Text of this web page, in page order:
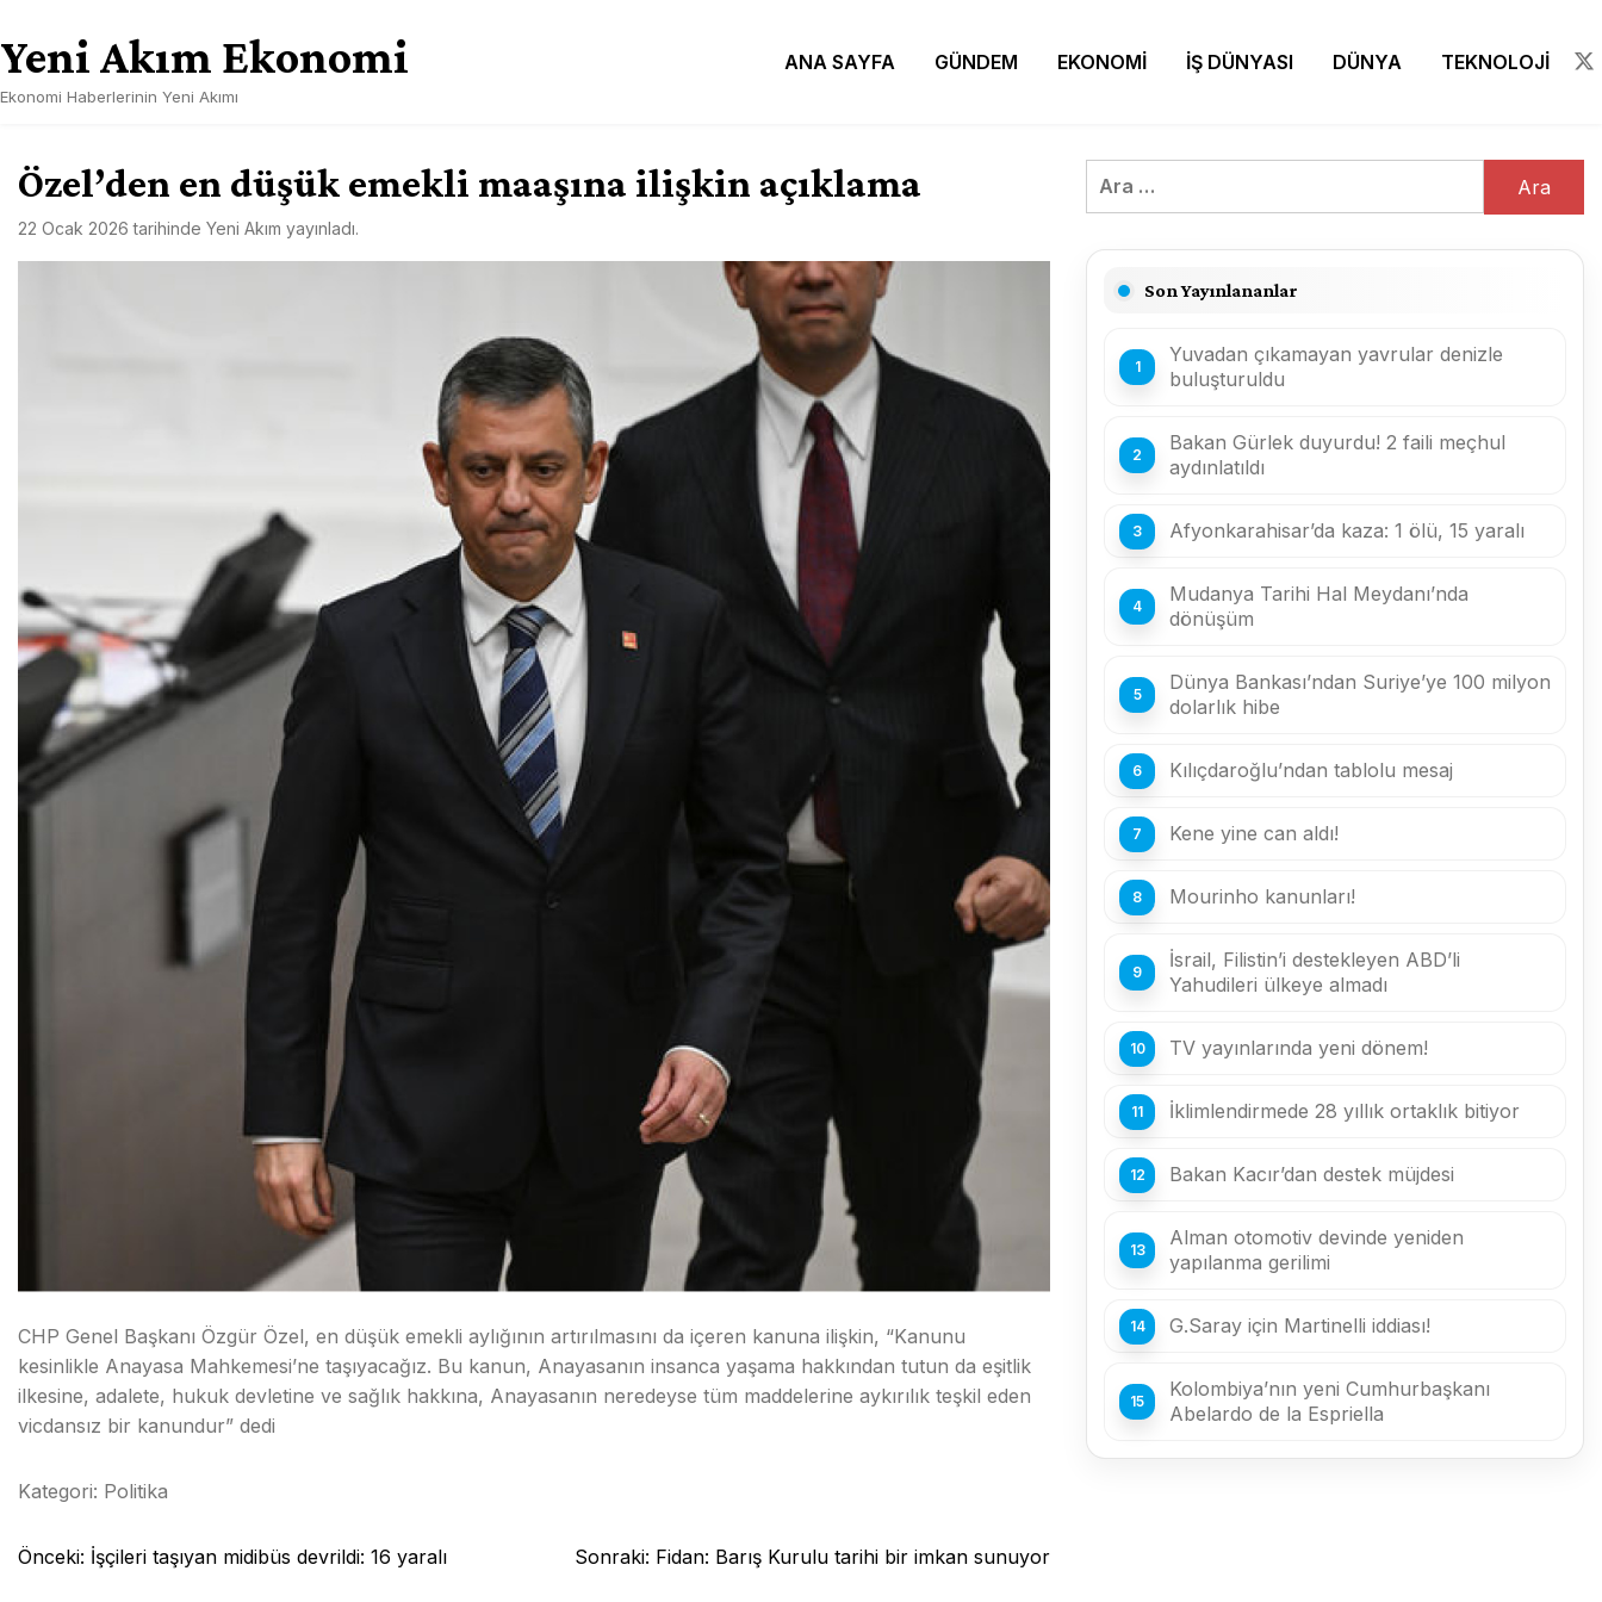
to
content
Yeni Akım Ekonomi
Ekonomi Haberlerinin Yeni Akımı
ANA SAYFA GÜNDEM EKONOMİ İŞ DÜNYASI DÜNYA TEKNOLOJİ
Özel’den en düşük emekli maaşına ilişkin açıklama
22 Ocak 2026 tarihinde Yeni Akım yayınladı.
CHP Genel Başkanı Özgür Özel, en düşük emekli aylığının artırılmasını da içeren kanuna ilişkin, “Kanunu
kesinlikle Anayasa Mahkemesi’ne taşıyacağız. Bu kanun, Anayasanın insanca yaşama hakkından tutun da eşitlik
ilkesine, adalete, hukuk devletine ve sağlık hakkına, Anayasanın neredeyse tüm maddelerine aykırılık teşkil eden
vicdansız bir kanundur” dedi
Kategori: Politika
Yazı
Önceki: İşçileri taşıyan midibüs devrildi: 16 yaralı Sonraki: Fidan: Barış Kurulu tarihi bir imkan sunuyor
Arama:
Son Yayınlananlar
Yuvadan çıkamayan yavrular denizle
buluşturuldu
Bakan Gürlek duyurdu! 2 faili meçhul
aydınlatıldı
Afyonkarahisar’da kaza: 1 ölü, 15 yaralı
Mudanya Tarihi Hal Meydanı’nda
dönüşüm
Dünya Bankası’ndan Suriye’ye 100 milyon
dolarlık hibe
Kılıçdaroğlu’ndan tablolu mesaj
Kene yine can aldı!
Mourinho kanunları!
İsrail, Filistin’i destekleyen ABD’li
Yahudileri ülkeye almadı
TV yayınlarında yeni dönem!
İklimlendirmede 28 yıllık ortaklık bitiyor
Bakan Kacır’dan destek müjdesi
Alman otomotiv devinde yeniden
yapılanma gerilimi
G.Saray için Martinelli iddiası!
Kolombiya’nın yeni Cumhurbaşkanı
Abelardo de la Espriella